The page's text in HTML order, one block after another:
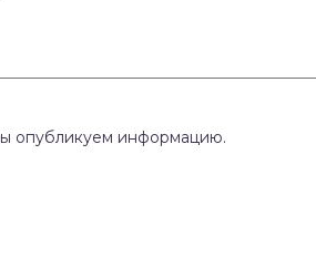
опубликуем информацию.